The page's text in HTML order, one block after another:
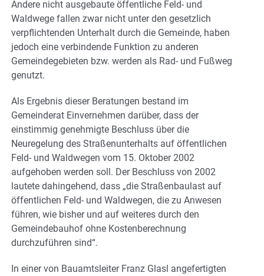
Andere nicht ausgebaute öffentliche Feld- und
Waldwege fallen zwar nicht unter den gesetzlich
verpflichtenden Unterhalt durch die Gemeinde, haben
jedoch eine verbindende Funktion zu anderen
Gemeindegebieten bzw. werden als Rad- und Fußweg
genutzt.
Als Ergebnis dieser Beratungen bestand im
Gemeinderat Einvernehmen darüber, dass der
einstimmig genehmigte Beschluss über die
Neuregelung des Straßenunterhalts auf öffentlichen
Feld- und Waldwegen vom 15. Oktober 2002
aufgehoben werden soll. Der Beschluss von 2002
lautete dahingehend, dass „die Straßenbaulast auf
öffentlichen Feld- und Waldwegen, die zu Anwesen
führen, wie bisher und auf weiteres durch den
Gemeindebauhof ohne Kostenberechnung
durchzuführen sind“.
In einer von Bauamtsleiter Franz Glasl angefertigten